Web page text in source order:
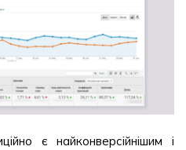
є найконверсійнішим і